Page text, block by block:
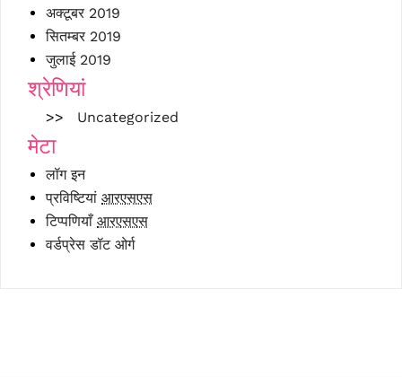
अक्टूबर 2019
सितम्बर 2019
जुलाई 2019
श्रेणियां
Uncategorized
मेटा
लॉग इन
प्रविष्टियां आरएसएस
टिप्पणियाँ आरएसएस
वर्डप्रेस डॉट ओर्ग